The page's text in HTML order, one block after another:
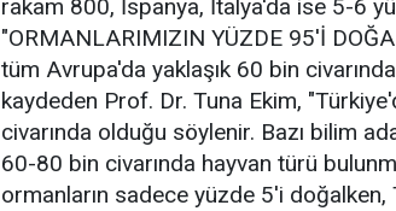
rakam 800, İspanya, İtalya'da ise 5-6
"ORMANLARIMIZIN YÜZDE 95'İ
tüm Avrupa'da yaklaşık 60 bin
kaydeden Prof. Dr. Tuna Ekim,
civarında olduğu söylenir. Bazı bilim
60-80 bin civarında hayvan türü
ormanların sadece yüzde 5'i